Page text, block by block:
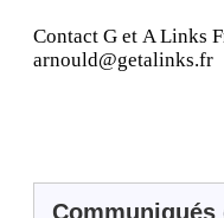
Contact G et A Links
arnould@getalinks.fr